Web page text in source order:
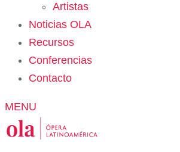
Artistas
Noticias OLA
Recursos
Conferencias
Contacto
MENU